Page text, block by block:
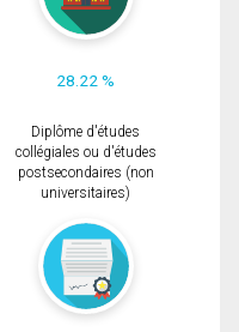
28.22 %
Diplôme d'études
collégiales ou d'études
postsecondaires (non
universitaires)